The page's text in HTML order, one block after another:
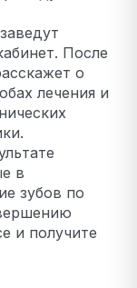
После
о
лечения и
в
зубов по
и получите